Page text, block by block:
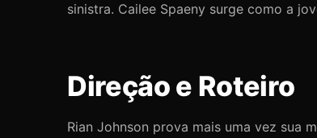
sinistra. Cailee Spaeny surge como a
Direção e Roteiro
Rian Johnson prova mais uma vez sua